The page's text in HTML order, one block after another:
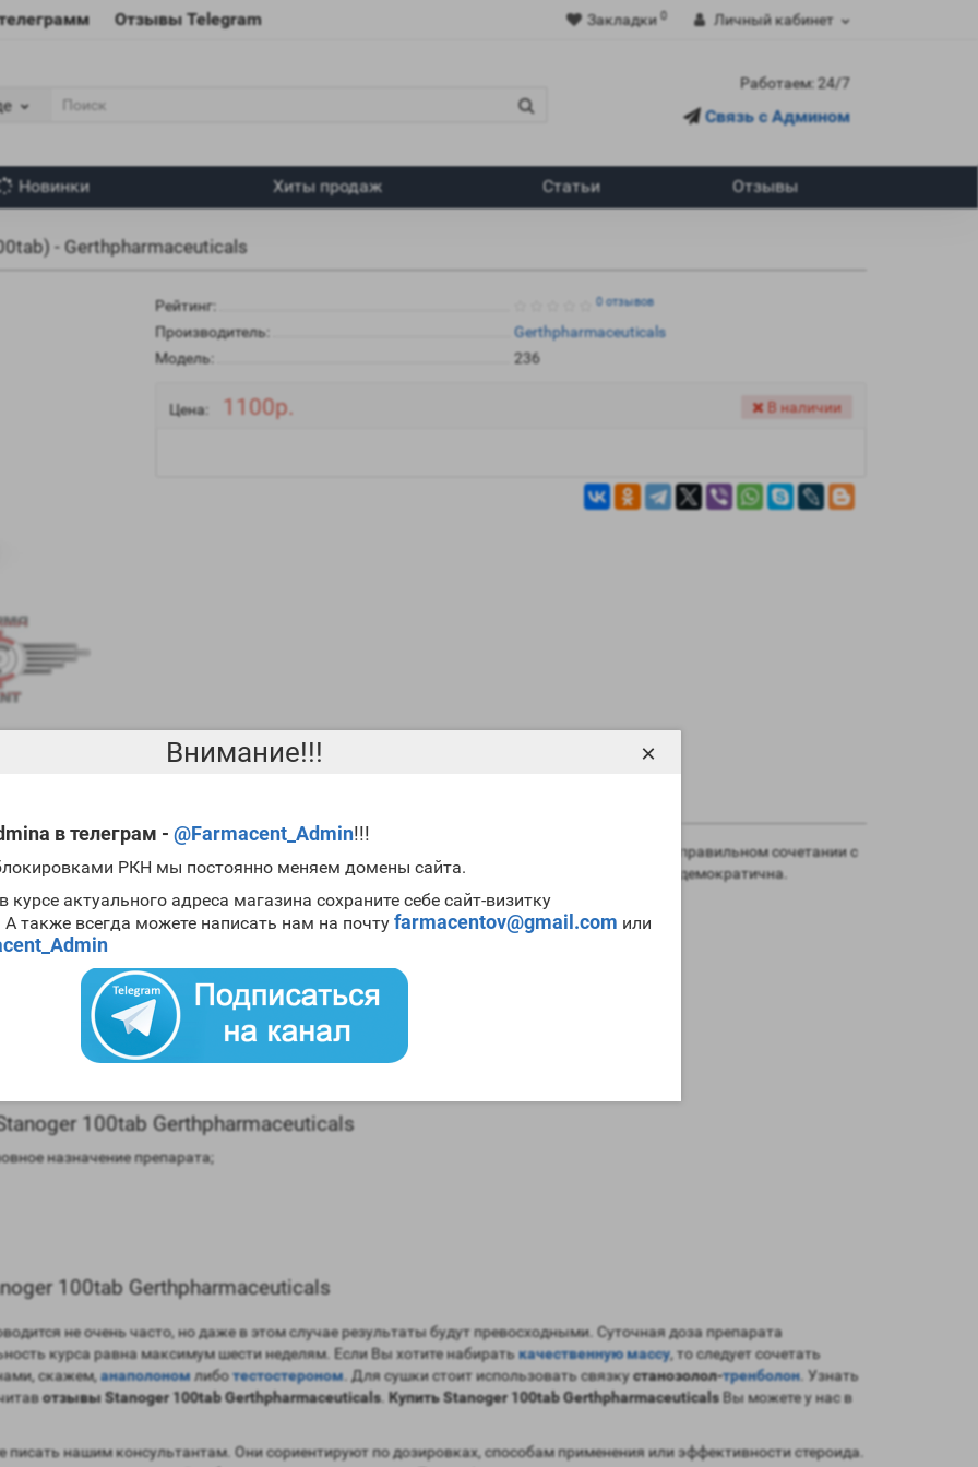
Внимание!!!
в телеграм - @Farmacent_Admin!!!
РКН мы постоянно меняем домены сайта.
актуального адреса магазина сохраните себе сайт-визитку
А также всегда можете написать нам на почту farmacentov@gmail.com или
×
Отзывы Telegram Закладки 0 Личный кабинет
Работаем: 24/7
Связь с Админом
Новинки Хиты продаж Статьи Отзывы
- Gerthpharmaceuticals
Рейтинг: 0 отзывов
Производитель:
Gerthpharmaceuticals
Модель:
236
Цена: 1100р. В наличии
. Также с его помощью при правильном сочетании с
качества. Препарат весьма популярен, ацена Stanoger 100tab Gerthpharmaceuticals демократична.
Gerthpharmaceuticals
гормона;
гормона;
(ароматизация) – отсутствует;
24 часов;
с помощью допинг теста – порядка 360 дней.
100tab Gerthpharmaceuticals
назначение препарата;
100tab Gerthpharmaceuticals
не очень часто, но даже в этом случае результаты будут превосходными. Суточная доза препарата
курса равна максимум шести неделям. Если Вы хотите набиратькачественную массу, то следует сочетать
скажем, анаполономлиботестостероном . Для сушки стоит использовать связкустанозолол-тренболон. Узнать
отзывы Stanoger 100tab Gerthpharmaceuticals. Купить Stanoger 100tab GerthpharmaceuticalsВы можете у нас в
нашим консультантам. Они сориентируют по дозировках, способам применения или эффективности стероида.